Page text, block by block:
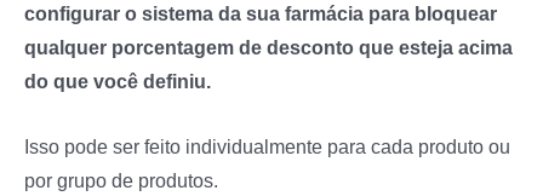
configurar o sistema da sua farmácia para bloquear
qualquer porcentagem de desconto que esteja acima
do que você definiu.
Isso pode ser feito individualmente para cada produto ou
por grupo de produtos.